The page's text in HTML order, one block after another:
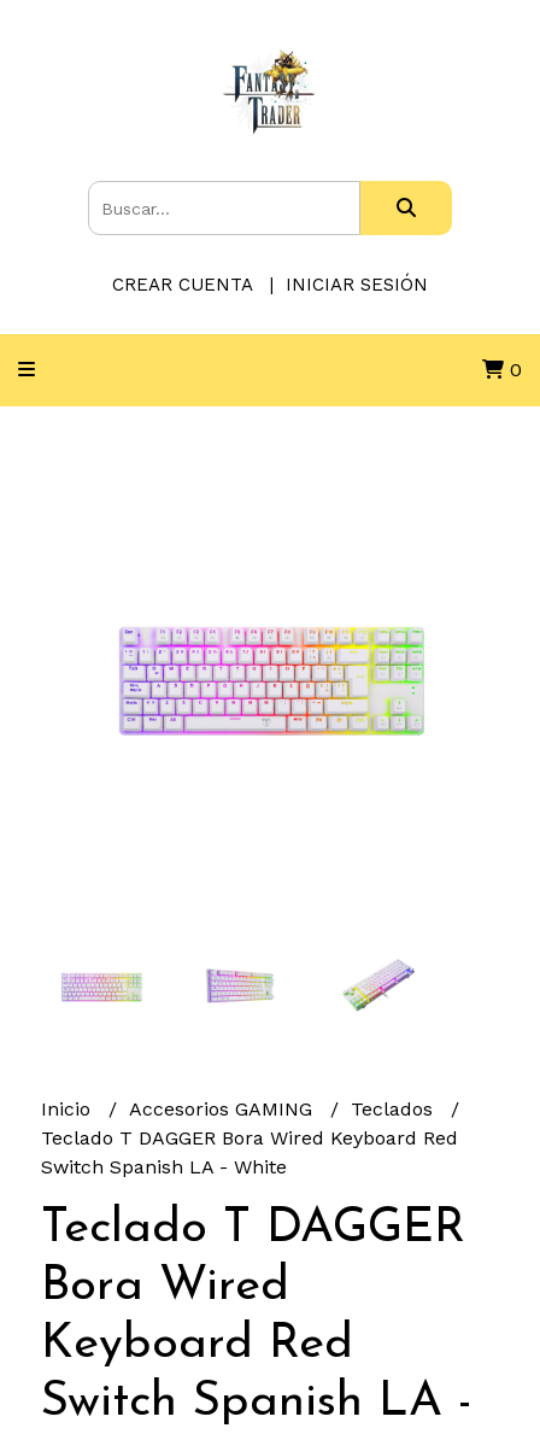
CREAR CUENTA INICIAR SESIÓN
0
Inicio Accesorios GAMING
Teclados
Teclado T DAGGER Bora Wired Keyboard Red
Switch Spanish LA - White
Teclado T DAGGER
Bora Wired
Keyboard Red
Switch Spanish LA -